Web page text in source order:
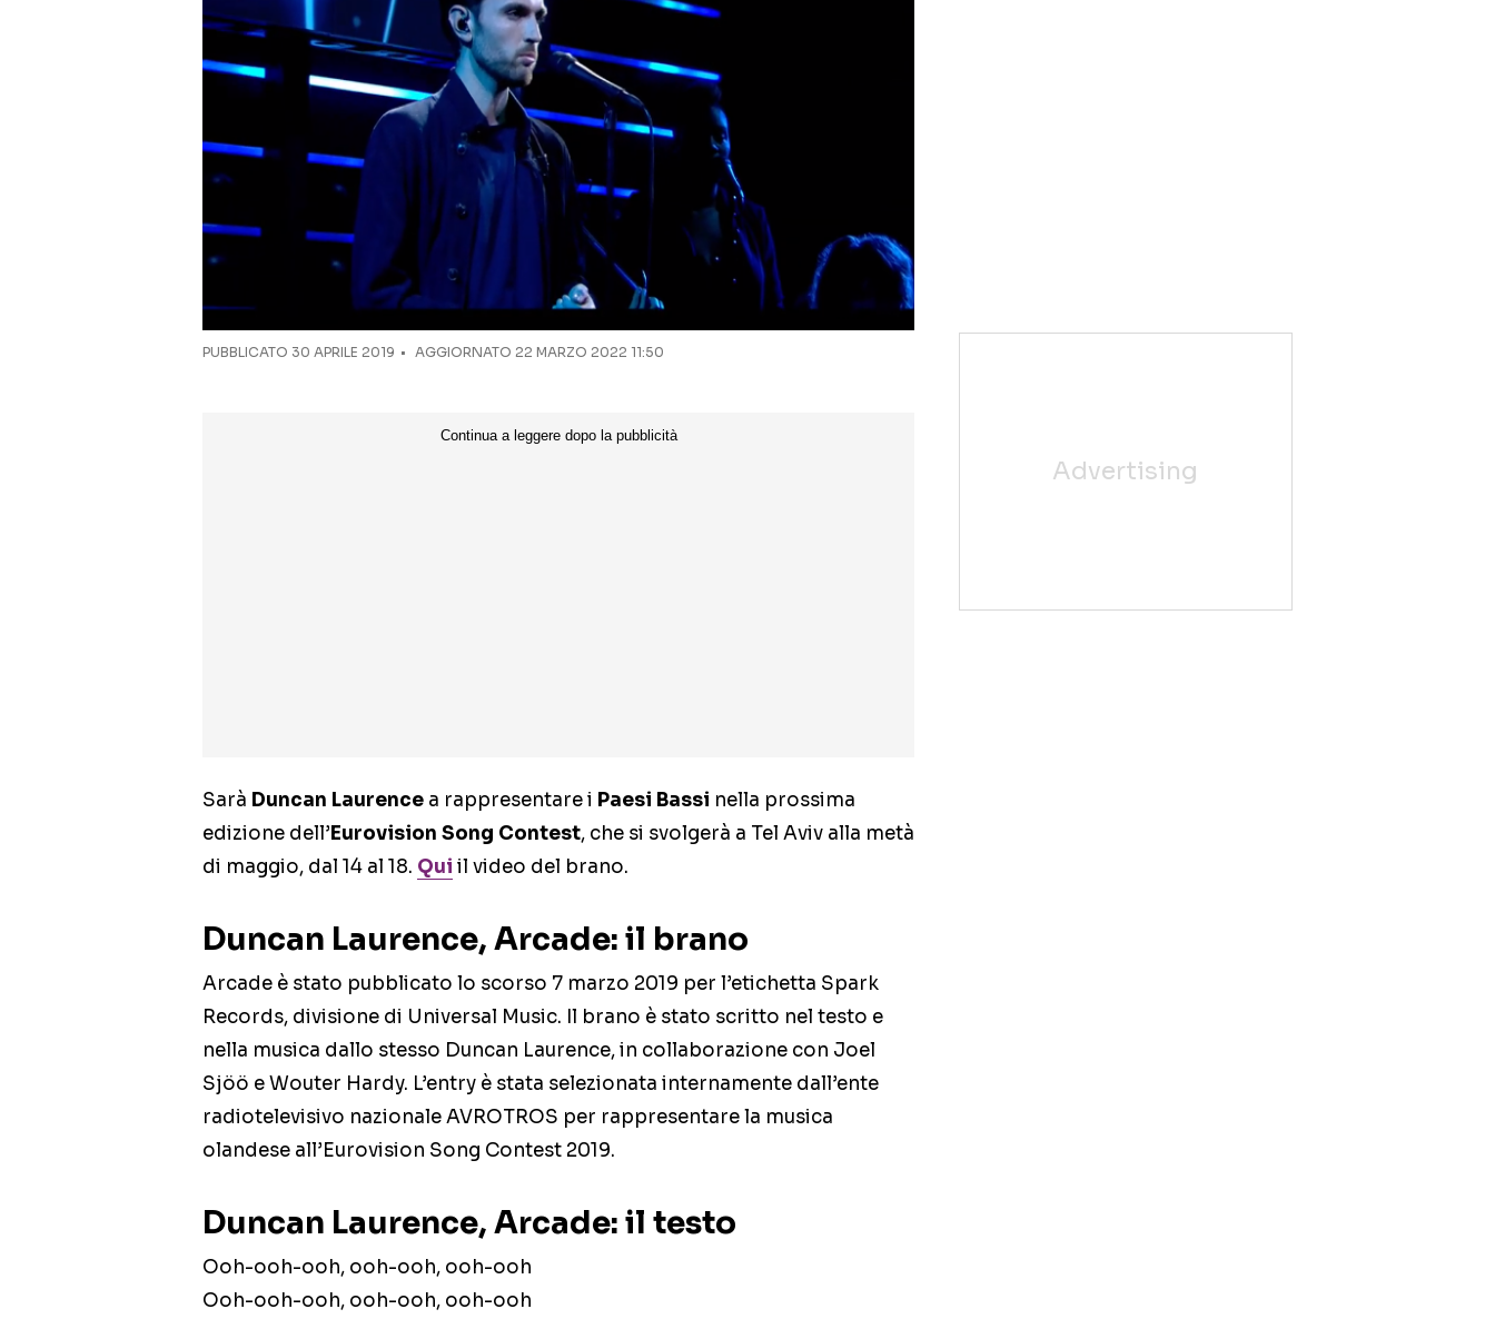
PUBBLICATO 30 APRILE 2019 AGGIORNATO 22 MARZO 2022 11:50
Sarà Duncan Laurence a rappresentare i Paesi Bassi nella prossima
edizione dell’Eurovision Song Contest, che si svolgerà a Tel Aviv alla metà
di maggio, dal 14 al 18. Qui il video del brano.
Duncan Laurence, Arcade: il brano
Arcade è stato pubblicato lo scorso 7 marzo 2019 per l’etichetta Spark
Records, divisione di Universal Music. Il brano è stato scritto nel testo e
nella musica dallo stesso Duncan Laurence, in collaborazione con Joel
Sjöö e Wouter Hardy. L’entry è stata selezionata internamente dall’ente
radiotelevisivo nazionale AVROTROS per rappresentare la musica
olandese all’Eurovision Song Contest 2019.
Duncan Laurence, Arcade: il testo
Ooh-ooh-ooh, ooh-ooh, ooh-ooh
Ooh-ooh-ooh, ooh-ooh, ooh-ooh